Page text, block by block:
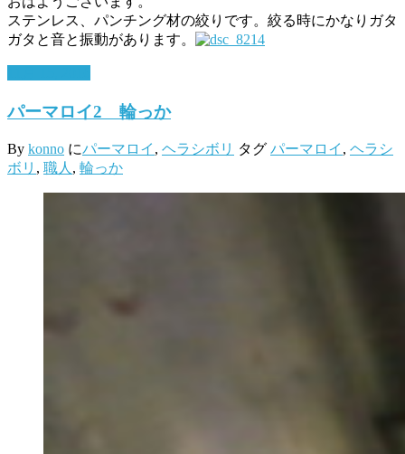
ステンレス、パンチング材の絞りです。絞る時にかなりガタ
ガタと音と振動があります。
パーマロイ2 輪っか
By konno にパーマロイ , ヘラシボリ タグ パーマロイ , ヘラシ
ボリ , 職人 , 輪っか